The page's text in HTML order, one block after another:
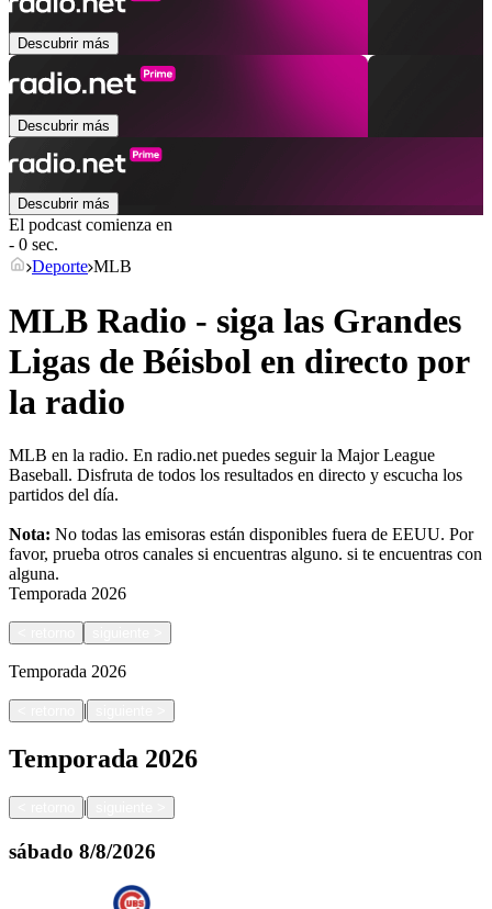
Descubrir más
Descubrir más
Descubrir más
El podcast comienza en
- 0 sec.
Deporte MLB
MLB Radio - siga las Grandes
Ligas de Béisbol en directo por
la radio
MLB en la radio. En radio.net puedes seguir la Major League
Baseball. Disfruta de todos los resultados en directo y escucha los
partidos del día.
Nota: No todas las emisoras están disponibles fuera de EEUU. Por
favor, prueba otros canales si encuentras alguno. si te encuentras con
alguna.
Temporada 2026
Temporada 2026
|
Temporada 2026
|
sábado 8/8/2026